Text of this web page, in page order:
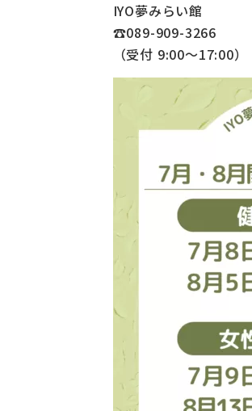
IYO夢みらい館
☎089-909-3266
（受付 9:00〜17:00）